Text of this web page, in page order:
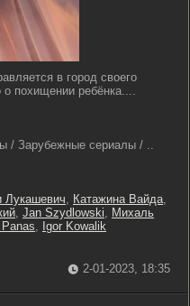
в город своего
о похищении ребёнка....
/ Зарубежные сериалы / ..
Лукашевич, Катажина Вайда,
, Jan Szydlowski, Михаль
, Igor Kowalik
2-01-2023, 18:35